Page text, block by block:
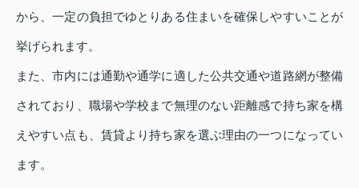
から、一定の負担でゆとりある住まいを確保しやすいことが
挙げられます。
また、市内には通勤や通学に適した公共交通や道路網が整備
されており、職場や学校まで無理のない距離感で持ち家を構
えやすい点も、賃貸より持ち家を選ぶ理由の一つになってい
ます。